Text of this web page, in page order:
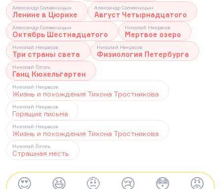
Александр Солженицын
Ленине в Цюрихе
Александр Солженицын
Август Четырнадцатого
Александр Солженицын
Октябрь Шестнадцатого
Николай Некрасов
Мертвое озеро
Николай Некрасов
Три страны света
Николай Некрасов
Физиология Петербурга
Николай Гоголь
Ганц Кюхельгартен
Николай Некрасов
Жизнь и похождения Тихона Тростникова
Николай Некрасов
Горящие письма
Николай Некрасов
Жизнь и похождения Тихона Тростникова
Николай Гоголь
Страшная месть
😍 😆 🤨 😢 😳 😡